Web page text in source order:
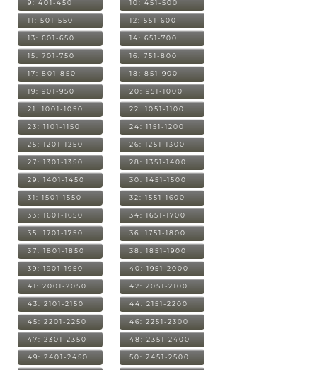
9: 401-450 10: 451-500
11: 501-550 12: 551-600
13: 601-650 14: 651-700
15: 701-750 16: 751-800
17: 801-850 18: 851-900
19: 901-950 20: 951-1000
21: 1001-1050 22: 1051-1100
23: 1101-1150 24: 1151-1200
25: 1201-1250 26: 1251-1300
27: 1301-1350 28: 1351-1400
29: 1401-1450 30: 1451-1500
31: 1501-1550 32: 1551-1600
33: 1601-1650 34: 1651-1700
35: 1701-1750 36: 1751-1800
37: 1801-1850 38: 1851-1900
39: 1901-1950 40: 1951-2000
41: 2001-2050 42: 2051-2100
43: 2101-2150 44: 2151-2200
45: 2201-2250 46: 2251-2300
47: 2301-2350 48: 2351-2400
49: 2401-2450 50: 2451-2500